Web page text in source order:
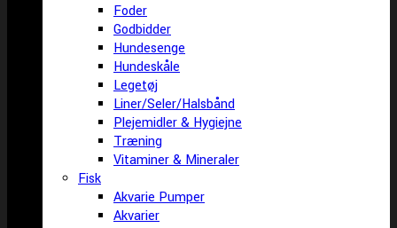
Foder
Godbidder
Hundesenge
Hundeskåle
Legetøj
Liner/Seler/Halsbånd
Plejemidler & Hygiejne
Træning
Vitaminer & Mineraler
Fisk
Akvarie Pumper
Akvarier